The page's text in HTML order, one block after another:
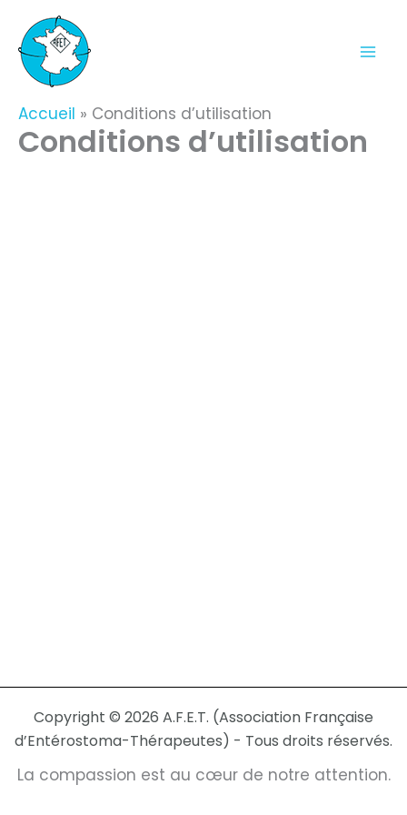
contenu
Accueil Conditions d’utilisation
Conditions d’utilisation
Copyright © 2026 A.F.E.T. (Association Française
d’Entérostoma-Thérapeutes) - Tous droits réservés.
La compassion est au cœur de notre attention.